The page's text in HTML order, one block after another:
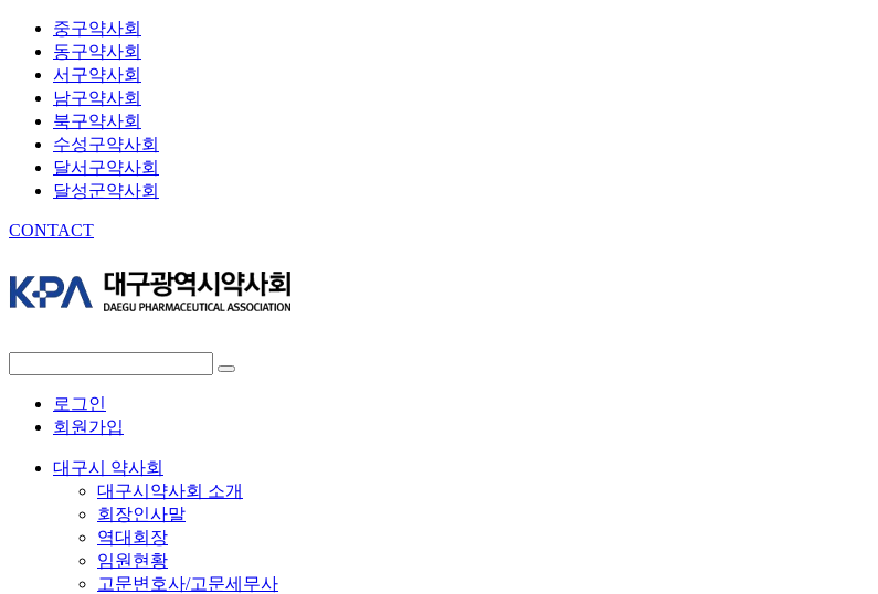
중구약사회
동구약사회
서구약사회
남구약사회
북구약사회
수성구약사회
달서구약사회
달성군약사회
CONTACT
로그인
회원가입
대구시 약사회
대구시약사회 소개
회장인사말
역대회장
임원현황
고문변호사/고문세무사